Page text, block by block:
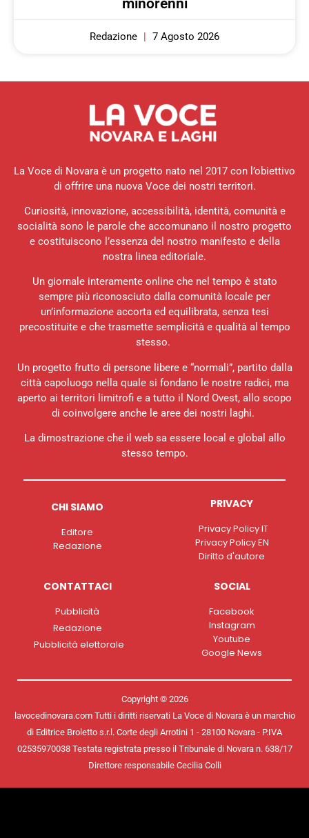
minorenni
Redazione 7 Agosto 2026
La Voce di Novara è un progetto nato nel 2017 con l’obiettivo
di offrire una nuova Voce dei nostri territori.
Curiosità, innovazione, accessibilità, identità, comunità e
socialità sono le parole che accomunano il nostro progetto
e costituiscono l’essenza del nostro manifesto e della
nostra linea editoriale.
Un giornale interamente online che nel tempo è stato
sempre più riconosciuto dalla comunità locale per
un’informazione accorta ed equilibrata, senza tesi
precostituite e che trasmette semplicità e qualità al tempo
stesso.
Un progetto frutto di persone libere e “normali”, partito dalla
città capoluogo nella quale si fondano le nostre radici, ma
aperto ai territori limitrofi e a tutto il Nord Ovest, allo scopo
di coinvolgere anche le aree dei nostri laghi.
La dimostrazione che il web sa essere local e global allo
stesso tempo.
CHI SIAMO
Editore
Redazione
PRIVACY
Privacy Policy IT
Privacy Policy EN
Diritto d'autore
CONTATTACI
Pubblicità
Redazione
Pubblicità elettorale
SOCIAL
Facebook
Instagram
Youtube
Google News
Copyright © 2026
lavocedinovara.com Tutti i diritti riservati La Voce di Novara è un marchio
di Editrice Broletto s.r.l. Corte degli Arrotini 1 - 28100 Novara - P.IVA
02535970038 Testata registrata presso il Tribunale di Novara n. 638/17
Direttore responsabile Cecilia Colli